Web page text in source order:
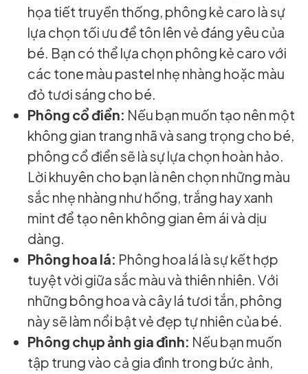
họa tiết truyền thống, phông kẻ caro là sự
lựa chọn tối ưu để tôn lên vẻ đáng yêu của
bé. Bạn có thể lựa chọn phông kẻ caro với
các tone màu pastel nhẹ nhàng hoặc màu
đỏ tươi sáng cho bé.
Phông cổ điển: Nếu bạn muốn tạo nên một
không gian trang nhã và sang trọng cho bé,
phông cổ điển sẽ là sự lựa chọn hoàn hảo.
Lời khuyên cho bạn là nên chọn những màu
sắc nhẹ nhàng như hồng, trắng hay xanh
mint để tạo nên không gian êm ái và dịu
dàng.
Phông hoa lá: Phông hoa lá là sự kết hợp
tuyệt vời giữa sắc màu và thiên nhiên. Với
những bông hoa và cây lá tươi tắn, phông
này sẽ làm nổi bật vẻ đẹp tự nhiên của bé.
Phông chụp ảnh gia đình: Nếu bạn muốn
tập trung vào cả gia đình trong bức ảnh,